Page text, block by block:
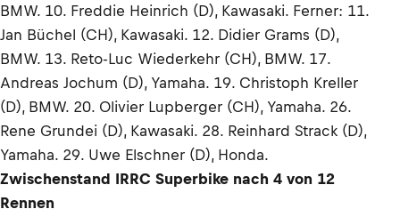
BMW. 10. Freddie Heinrich (D), Kawasaki. Ferner: 11.
Jan Büchel (CH), Kawasaki. 12. Didier Grams (D),
BMW. 13. Reto-Luc Wiederkehr (CH), BMW. 17.
Andreas Jochum (D), Yamaha. 19. Christoph Kreller
(D), BMW. 20. Olivier Lupberger (CH), Yamaha. 26.
Rene Grundei (D), Kawasaki. 28. Reinhard Strack (D),
Yamaha. 29. Uwe Elschner (D), Honda.
Zwischenstand IRRC Superbike nach 4 von 12
Rennen